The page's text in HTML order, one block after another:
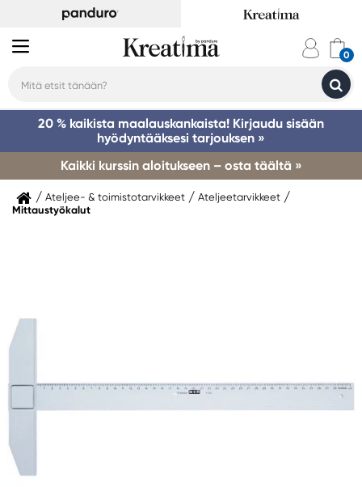
20 % kaikista maalauskankaista! Kirjaudu sisään
hyödyntääksesi tarjouksen »
Kaikki kurssin aloitukseen – osta täältä »
Ateljee- & toimistotarvikkeet
Ateljeetarvikkeet
Mittaustyökalut